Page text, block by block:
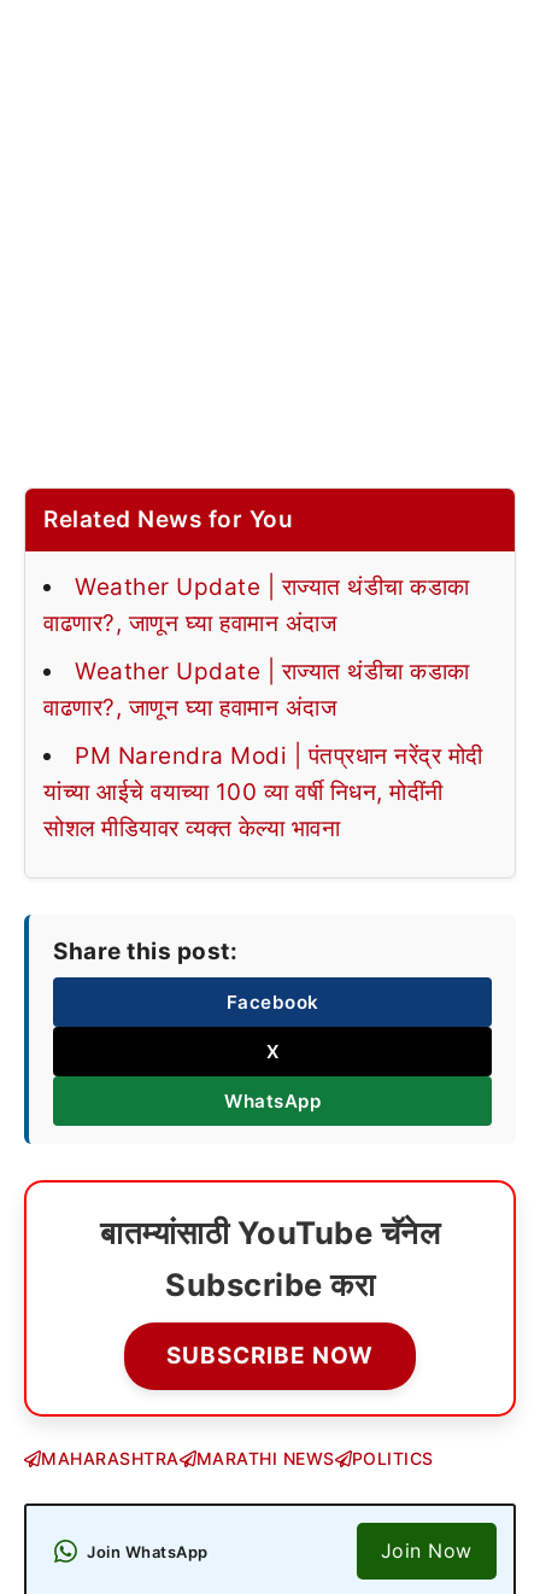
Related News for You
Weather Update | राज्यात थंडीचा कडाका
वाढणार?, जाणून घ्या हवामान अंदाज
Weather Update | राज्यात थंडीचा कडाका
वाढणार?, जाणून घ्या हवामान अंदाज
PM Narendra Modi | पंतप्रधान नरेंद्र मोदी
यांच्या आईचे वयाच्या 100 व्या वर्षी निधन, मोदींनी
सोशल मीडियावर व्यक्त केल्या भावना
Share this post:
Facebook
X
WhatsApp
बातम्यांसाठी YouTube चॅनेल
Subscribe करा
SUBSCRIBE NOW
MAHARASHTRA MARATHI NEWS POLITICS
Join WhatsApp Join Now